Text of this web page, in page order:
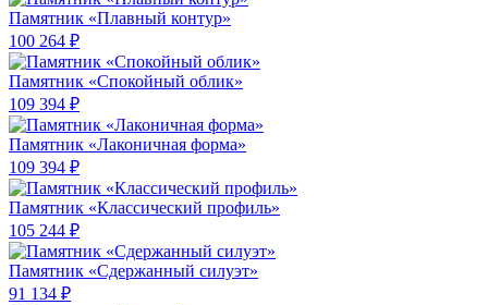
Памятник «Плавный контур»
100 264 ₽
Памятник «Спокойный облик»
109 394 ₽
Памятник «Лаконичная форма»
109 394 ₽
Памятник «Классический профиль»
105 244 ₽
Памятник «Сдержанный силуэт»
91 134 ₽